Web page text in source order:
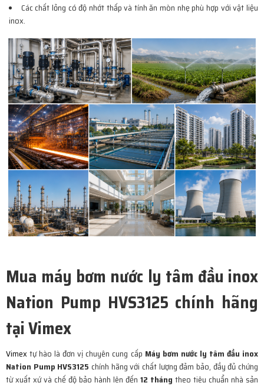
Các chất lỏng có độ nhớt thấp và tính ăn mòn nhẹ phù hợp với vật liệu
inox.
Mua máy bơm nước ly tâm đầu inox
Nation Pump HVS3125 chính hãng
tại Vimex
Vimextự hào là đơn vị chuyên cung cấp Máy bơm nước ly tâm đầu inox
Nation Pump HVS3125 chính hãng với chất lượng đảm bảo, đầy đủ chứng
từ xuất xứ và chế độ bảo hành lên đến 12 tháng theo tiêu chuẩn nhà sản